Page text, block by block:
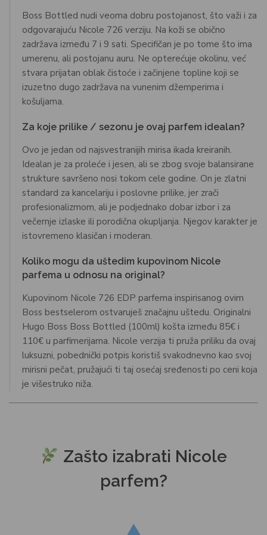
Boss Bottled nudi veoma dobru postojanost, što važi i za
odgovarajuću Nicole 726 verziju. Na koži se obično
zadržava između 7 i 9 sati. Specifičan je po tome što ima
umerenu, ali postojanu auru. Ne opterećuje okolinu, već
stvara prijatan oblak čistoće i začinjene topline koji se
izuzetno dugo zadržava na vunenim džemperima i
košuljama.
Za koje prilike / sezonu je ovaj parfem idealan?
Ovo je jedan od najsvestranijih mirisa ikada kreiranih.
Idealan je za proleće i jesen, ali se zbog svoje balansirane
strukture savršeno nosi tokom cele godine. On je zlatni
standard za kancelariju i poslovne prilike, jer zrači
profesionalizmom, ali je podjednako dobar izbor i za
večernje izlaske ili porodična okupljanja. Njegov karakter je
istovremeno klasičan i moderan.
Koliko mogu da uštedim kupovinom Nicole
parfema u odnosu na original?
Kupovinom Nicole 726 EDP parfema inspirisanog ovim
Boss bestselerom ostvaruješ značajnu uštedu. Originalni
Hugo Boss Boss Bottled (100ml) košta između 85€ i
110€ u parfimerijama. Nicole verzija ti pruža priliku da ovaj
luksuzni, pobednički potpis koristiš svakodnevno kao svoj
mirisni pečat, pružajući ti taj osećaj sređenosti po ceni koja
je višestruko niža.
Zašto izabrati Nicole
parfem?